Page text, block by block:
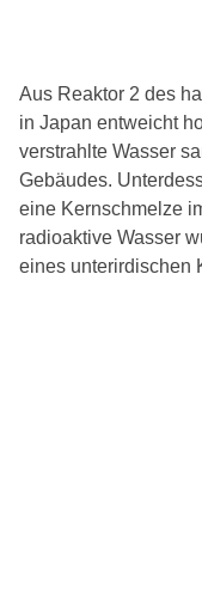
Aus Reaktor 2 des
in Japan entweicht
verstrahlte Wasser
Gebäudes.
eine Kernschmelze
radioaktive Wasser
eines unterirdischen